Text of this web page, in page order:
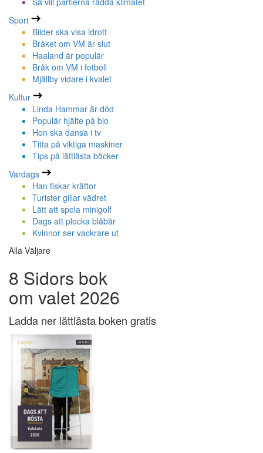
Sport
Bilder ska visa idrott
Bråket om VM är slut
Haaland är populär
Bråk om VM i fotboll
Mjällby vidare i kvalet
Kultur
Linda Hammar är död
Populär hjälte på bio
Hon ska dansa i tv
Titta på viktiga maskiner
Tips på lättlästa böcker
Vardags
Han fiskar kräftor
Turister gillar vädret
Lätt att spela minigolf
Dags att plocka blåbär
Kvinnor ser vackrare ut
Alla Väljare
8 Sidors bok
om valet 2026
Ladda ner lättlästa boken gratis